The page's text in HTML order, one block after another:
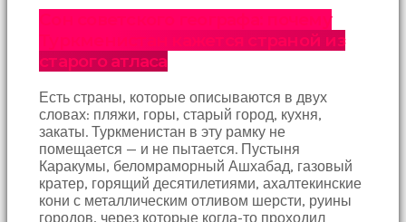
Туркменистан кажется страной из
старого атласа
Есть страны, которые описываются в двух
словах: пляжи, горы, старый город, кухня,
закаты. Туркменистан в эту рамку не
помещается — и не пытается. Пустыня
Каракумы, беломраморный Ашхабад, газовый
кратер, горящий десятилетиями, ахалтекинские
кони с металлическим отливом шерсти, руины
городов, через которые когда-то проходил